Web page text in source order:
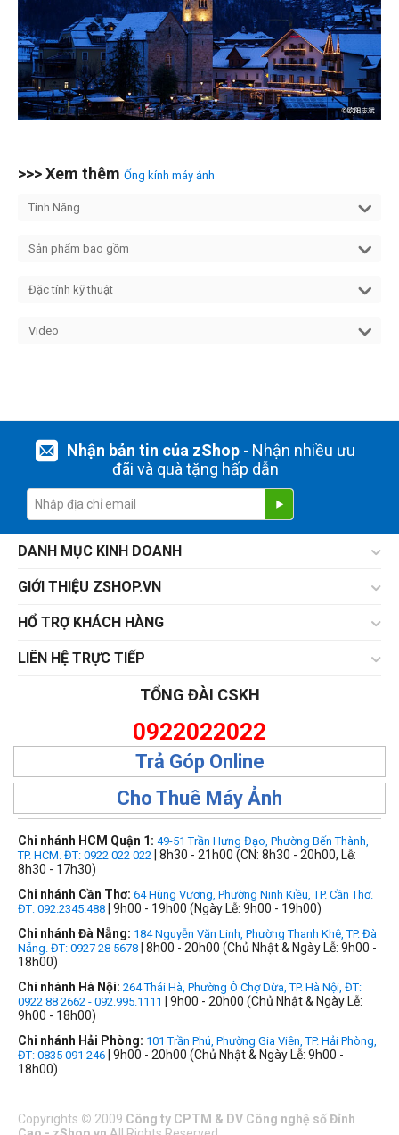
>>> Xem thêm Ống kính máy ảnh
Tính Năng
Sản phẩm bao gồm
Đặc tính kỹ thuật
Video
Nhận bản tin của zShop- Nhận nhiều ưu
đãi và quà tặng hấp dẫn
DANH MỤC KINH DOANH
GIỚI THIỆU ZSHOP.VN
HỔ TRỢ KHÁCH HÀNG
LIÊN HỆ TRỰC TIẾP
TỔNG ĐÀI CSKH
0922022022
Trả Góp Online
Cho Thuê Máy Ảnh
Chi nhánh HCM Quận 1: 49-51 Trần Hưng Đạo, Phường Bến Thành,
TP. HCM. ĐT: 0922 022 022 | 8h30 - 21h00 (CN: 8h30 - 20h00, Lễ:
8h30 - 17h30)
Chi nhánh Cần Thơ: 64 Hùng Vương, Phường Ninh Kiều, TP. Cần Thơ.
ĐT: 092.2345.488 | 9h00 - 19h00 (Ngày Lễ: 9h00 - 19h00)
Chi nhánh Đà Nẵng: 184 Nguyễn Văn Linh, Phường Thanh Khê, TP. Đà
Nẵng. ĐT: 0927 28 5678 | 8h00 - 20h00 (Chủ Nhật & Ngày Lễ: 9h00 -
18h00)
Chi nhánh Hà Nội: 264 Thái Hà, Phường Ô Chợ Dừa, TP. Hà Nội, ĐT:
0922 88 2662 - 092.995.1111
| 9h00 - 20h00 (Chủ Nhật & Ngày Lễ:
9h00 - 18h00)
Chi nhánh Hải Phòng: 101 Trần Phú, Phường Gia Viên, TP. Hải Phòng,
ĐT: 0835 091 246 | 9h00 - 20h00 (Chủ Nhật & Ngày Lễ: 9h00 -
18h00)
Copyrights © 2009 Công ty CPTM & DV Công nghệ số Đỉnh